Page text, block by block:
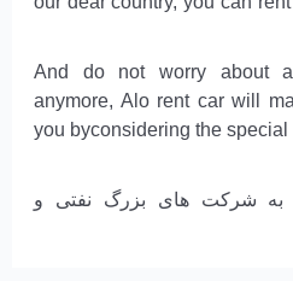
And do not worry about
anymore, Alo rent car will
you byconsidering the
به شرکت های بزرگ نفتی و